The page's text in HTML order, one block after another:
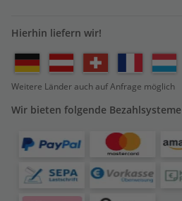
Hierhin liefern wir!
Weitere Länder auch auf Anfrage möglich
Wir bieten folgende Bezahlsysteme